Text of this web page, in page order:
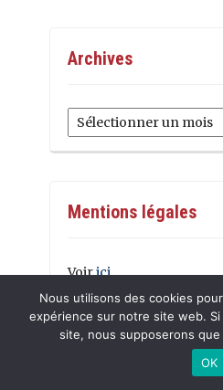
Archives
Archives
Mentions légales
Voirici
GESTION
Nous utilisons des cookies
expérience sur notre site web.
site, nous supposerons
OK